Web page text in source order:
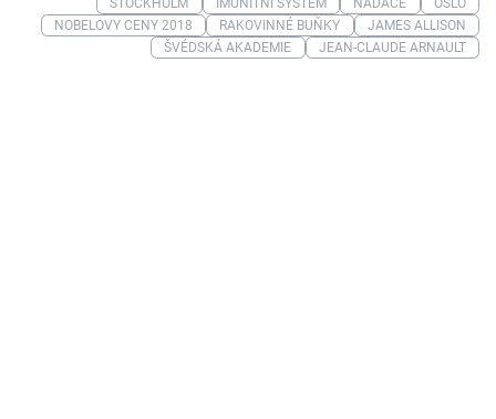
STOCKHOLM IMUNITNÍ SYSTÉM NADACE
OSLO
NOBELOVY CENY 2018
RAKOVINNÉ BUŇKY
JAMES ALLISON
ŠVÉDSKÁ AKADEMIE
JEAN-CLAUDE ARNAULT